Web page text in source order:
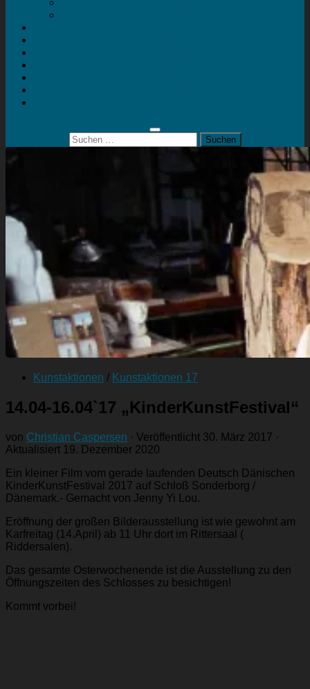
Suchen
nach:
Kunstaktionen / Kunstaktionen 17
14.04-16.04`17 „KinderKunstFestival“
von Christian Caspersen · Veröffentlicht 30. März 2017 ·
Aktualisiert 19. Dezember 2020
Ein kleiner Film vom gerade laufenden Deutsch Dänischen
KinderKunstFestival 2017 auf Schloß Sonderborg /
Dänemark.- Gemacht von Jenny Yi Lou.
Eröffnung der großen Bilderausstellung ist wie gewohnt am
Karfreitag (14.April) ab 11 Uhr dort im Rittersaal (
Riddersalen).
Das gesamte Osterwochenende ist die Ausstellung zu den
Öffnungszeiten des Schlosses zu besichtigen!
Kommt vorbei!